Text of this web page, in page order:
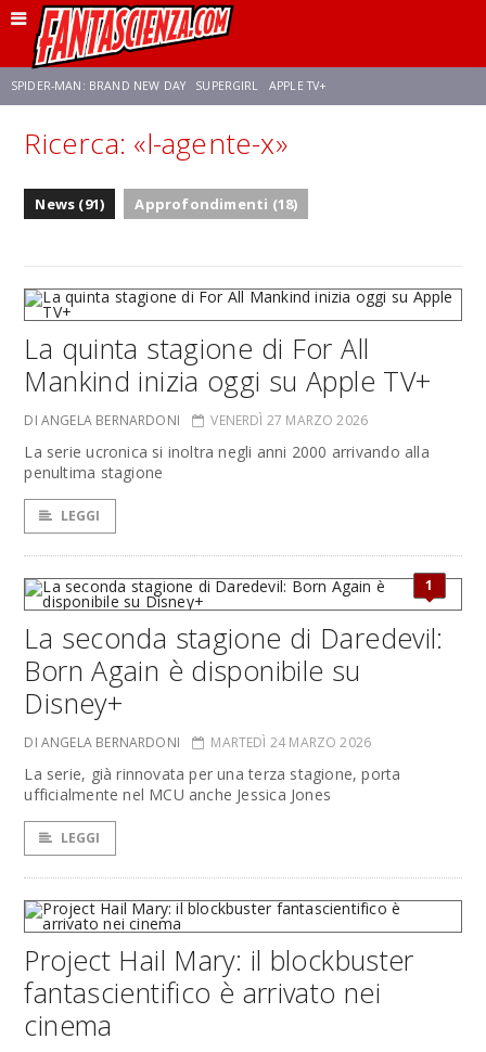
SPIDER-MAN: BRAND NEW DAY SUPERGIRL APPLE TV+
FRANCO RICCIARDIELLO ZENDAYA STAR TREK
Ricerca: «l-agente-x»
News (91) Approfondimenti (18)
La quinta stagione di For All
Mankind inizia oggi su Apple TV+
DI ANGELA BERNARDONI VENERDÌ 27 MARZO 2026
La serie ucronica si inoltra negli anni 2000 arrivando alla
penultima stagione
LEGGI
1
La seconda stagione di Daredevil:
Born Again è disponibile su
Disney+
DI ANGELA BERNARDONI MARTEDÌ 24 MARZO 2026
La serie, già rinnovata per una terza stagione, porta
ufficialmente nel MCU anche Jessica Jones
LEGGI
Project Hail Mary: il blockbuster
fantascientifico è arrivato nei
cinema